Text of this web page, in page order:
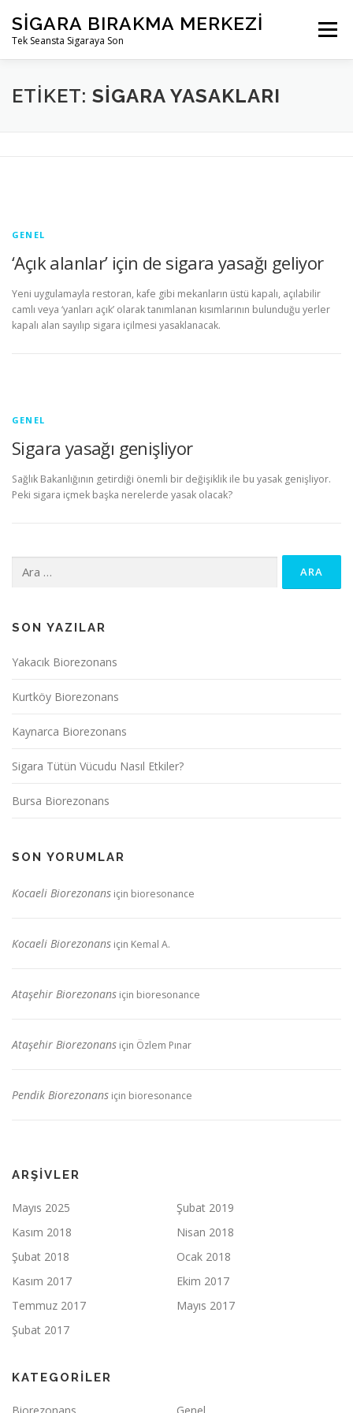
geçSIGARA BIRAKMA MERKEZI
Tek Seansta Sigaraya Son
Menü
ETIKET: SIGARA YASAKLARI
GENEL
‘Açık alanlar’ için de sigara yasağı geliyor
Yeni uygulamayla restoran, kafe gibi mekanların üstü kapalı, açılabilir
camlı veya ‘yanları açık’ olarak tanımlanan kısımlarının bulunduğu yerler
kapalı alan sayılıp sigara içilmesi yasaklanacak.
GENEL
Sigara yasağı genişliyor
Sağlık Bakanlığının getirdiği önemli bir değişiklik ile bu yasak genişliyor.
Peki sigara içmek başka nerelerde yasak olacak?
SON YAZILAR
Yakacık Biorezonans
Kurtköy Biorezonans
Kaynarca Biorezonans
Sigara Tütün Vücudu Nasıl Etkiler?
Bursa Biorezonans
SON YORUMLAR
Kocaeli Biorezonans için bioresonance
Kocaeli Biorezonans için Kemal A.
Ataşehir Biorezonans için bioresonance
Ataşehir Biorezonans için Özlem Pınar
Pendik Biorezonans için bioresonance
ARŞIVLER
Mayıs 2025
Şubat 2019
Kasım 2018
Nisan 2018
Şubat 2018
Ocak 2018
Kasım 2017
Ekim 2017
Temmuz 2017
Mayıs 2017
Şubat 2017
KATEGORILER